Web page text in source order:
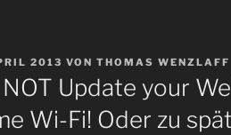
2013 VON THOMAS WENZLAFF
NOT Update your
Wi-Fi! Oder zu